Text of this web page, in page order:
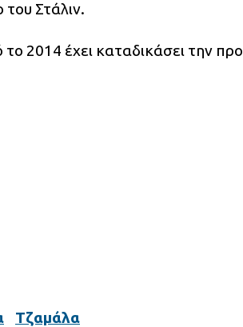
του Στάλιν.
2014 έχει καταδικάσει την
Τζαμάλα